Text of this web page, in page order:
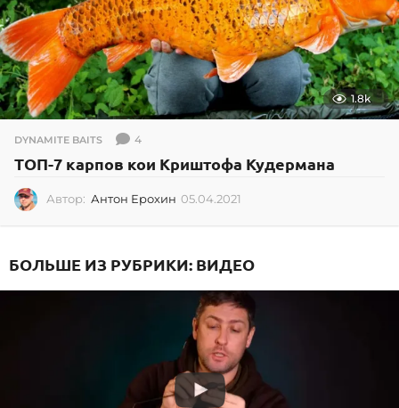
1.8k
DYNAMITE BAITS 4
ТОП-7 карпов кои Криштофа Кудермана
Автор: Антон Ерохин 05.04.2021
4
0
2
1
БОЛЬШЕ ИЗ РУБРИКИ: ВИДЕО